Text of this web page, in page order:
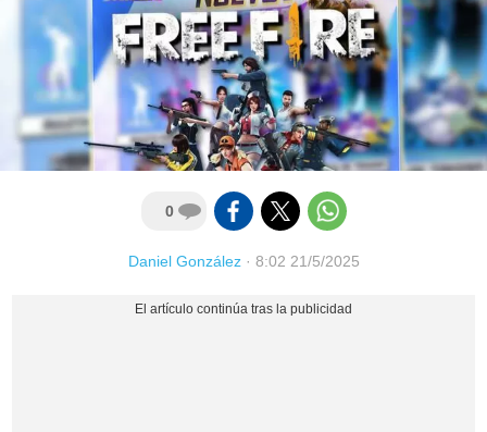
0
Daniel González· 8:02 21/5/2025